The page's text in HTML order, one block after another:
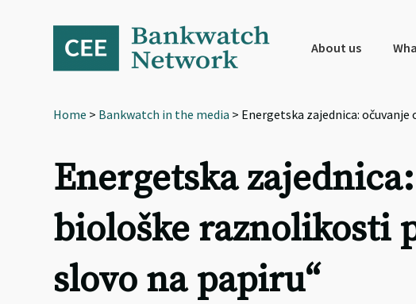
navigation
About us
Home > Bankwatch in the media > Energetska zajednica:
Energetska
biološke raznolikosti
slovo na papiru“